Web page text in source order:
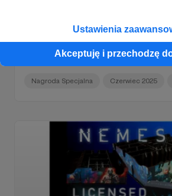
Ustawienia
Akceptuję i przechodzę
#1 NAGRODA SPECJALNA
SPECJALNA 1 Czerwiec 2025
Nagroda Specjalna Czerwiec 2025